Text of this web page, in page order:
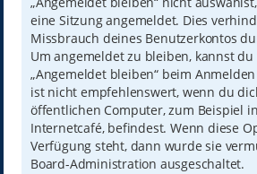
eine Sitzung angemeldet. Dies
Missbrauch deines Benutzerkontos
Um angemeldet zu bleiben, kannst du
„Angemeldet bleiben“ beim
ist nicht empfehlenswert, wenn du
öffentlichen Computer, zum Beispiel
Internetcafé, befindest. Wenn diese
Verfügung steht, dann wurde sie
Board-Administration ausgeschaltet.